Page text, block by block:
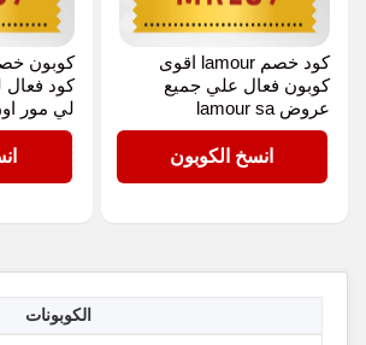
كود خصم lamour اقوى
كوبون فعال علي جميع
عروض lamour sa
MRL87انسخ الكوبون
كود فعال
لي مور
الكوبونات